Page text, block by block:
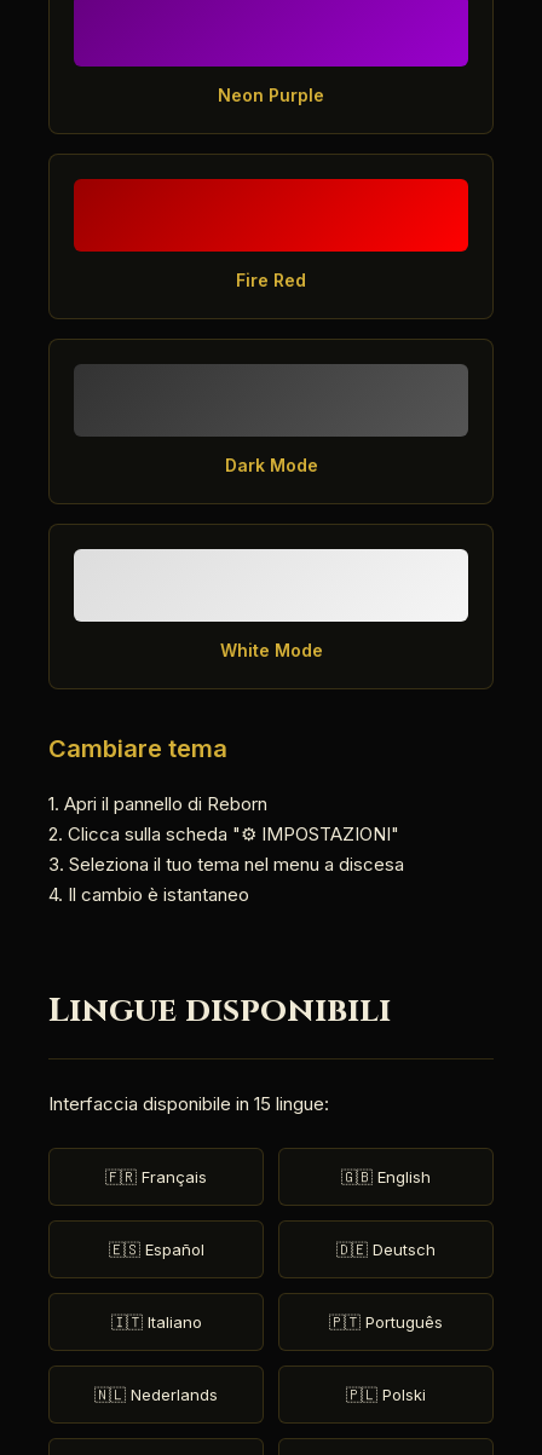
Neon Purple
Fire Red
Dark Mode
White Mode
Cambiare tema
1. Apri il pannello di Reborn
2. Clicca sulla scheda "⚙️ IMPOSTAZIONI"
3. Seleziona il tuo tema nel menu a discesa
4. Il cambio è istantaneo
Lingue disponibili
Interfaccia disponibile in 15 lingue:
🇫🇷 Français 🇬🇧 English
🇪🇸 Español 🇩🇪 Deutsch
🇮🇹 Italiano 🇵🇹 Português
🇳🇱 Nederlands 🇵🇱 Polski